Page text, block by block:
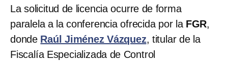
La solicitud de licencia ocurre de forma
paralela a la conferencia ofrecida por la FGR,
donde Raúl Jiménez Vázquez, titular de la
Fiscalía Especializada de Control